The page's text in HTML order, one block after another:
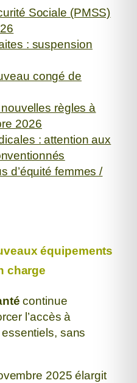
Sociale (PMSS)
: suspension
congé de
règles à
2026
: attention aux
d’équité femmes /
équipements
charge
continue
l’accès à
sans
2025 élargit